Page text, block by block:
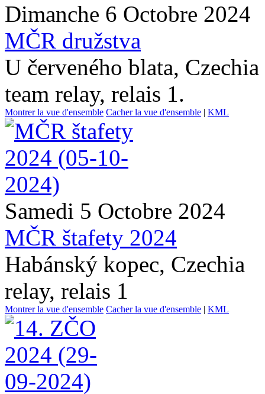
Dimanche 6 Octobre 2024
MČR družstva
U červeného blata, Czechia
team relay, relais 1.
Montrer la vue d'ensemble Cacher la vue d'ensemble | KML
Samedi 5 Octobre 2024
MČR štafety 2024
Habánský kopec, Czechia
relay, relais 1
Montrer la vue d'ensemble Cacher la vue d'ensemble | KML